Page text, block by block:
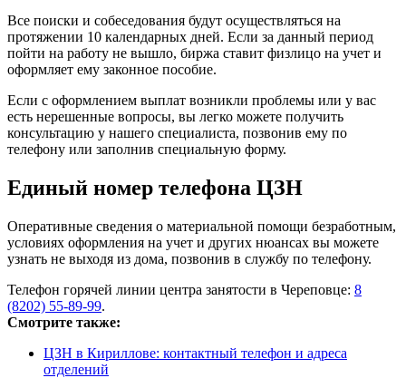
Все поиски и собеседования будут осуществляться на
протяжении 10 календарных дней. Если за данный период
пойти на работу не вышло, биржа ставит физлицо на учет и
оформляет ему законное пособие.
Если с оформлением выплат возникли проблемы или у вас
есть нерешенные вопросы, вы легко можете получить
консультацию у нашего специалиста, позвонив ему по
телефону или заполнив специальную форму.
Единый номер телефона ЦЗН
Оперативные сведения о материальной помощи безработным,
условиях оформления на учет и других нюансах вы можете
узнать не выходя из дома, позвонив в службу по телефону.
Телефон горячей линии центра занятости в Череповце: 8
(8202) 55-89-99.
Смотрите также:
ЦЗН в Кириллове: контактный телефон и адреса
отделений